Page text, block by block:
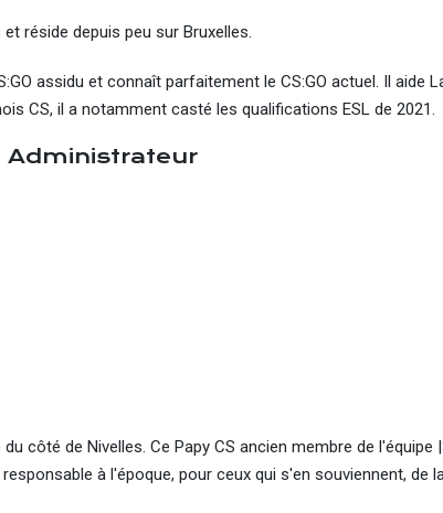
réside depuis peu sur Bruxelles.
assidu et connaît parfaitement le CS:GO actuel. Il aide
CS, il a notamment casté les qualifications ESL de 2021.
Administrateur
côté de Nivelles. Ce Papy CS ancien membre de l'équipe
à l'époque, pour ceux qui s'en souviennent, de